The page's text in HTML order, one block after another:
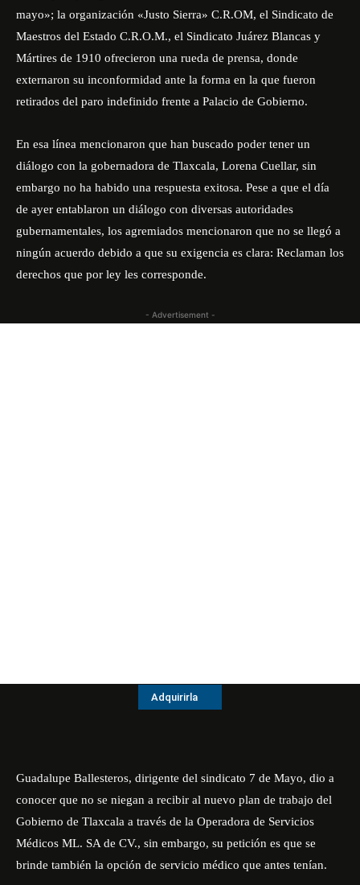
mayo»; la organización «Justo Sierra» C.R.OM, el Sindicato de
Maestros del Estado C.R.O.M., el Sindicato Juárez Blancas y
Mártires de 1910 ofrecieron una rueda de prensa, donde
externaron su inconformidad ante la forma en la que fueron
retirados del paro indefinido frente a Palacio de Gobierno.
En esa línea mencionaron que han buscado poder tener un
diálogo con la gobernadora de Tlaxcala, Lorena Cuellar, sin
embargo no ha habido una respuesta exitosa. Pese a que el día
de ayer entablaron un diálogo con diversas autoridades
gubernamentales, los agremiados mencionaron que no se llegó a
ningún acuerdo debido a que su exigencia es clara: Reclaman los
derechos que por ley les corresponde.
- Advertisement -
Adquirirla
Guadalupe Ballesteros, dirigente del sindicato 7 de Mayo, dio a
conocer que no se niegan a recibir al nuevo plan de trabajo del
Gobierno de Tlaxcala a través de la Operadora de Servicios
Médicos ML. SA de CV., sin embargo, su petición es que se
brinde también la opción de servicio médico que antes tenían.